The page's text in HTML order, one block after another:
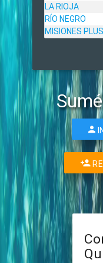
LA RIOJA
RÍO NEGRO
MISIONES PLUS